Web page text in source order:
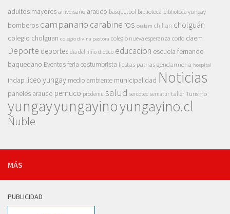
adultos mayores aniversario arauco basquetbol biblioteca biblioteca yungay
bomberos campanario carabineros cesfam chillan cholguán
colegio cholguan colegio divina pastora colegio nueva esperanza corfo daem
Deporte deportes dia del niño dideco educacion escuela fernando
baquedano Eventosferia costumbrista fiestas patrias gendarmeria hospital
indap liceo yungay medio ambiente municipalidad Noticias
paneles arauco pemuco prodemu salud sercotec sernatur taller Turismo
yungayyungayinoyungayino.cl
Ñuble
MÁS
PUBLICIDAD